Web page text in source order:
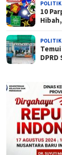
POLITIK
10
POLITIK